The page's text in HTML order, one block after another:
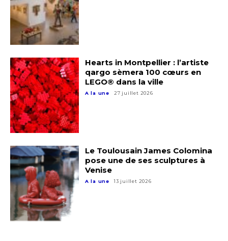
Prénom
Statut / Organisation
J'accepte lestermes et conditions
* Champ obligatoire
Adresse email*
Nom
Prénom
J'accepte lestermes et conditions
* Champ obligatoire
Hearts in Montpellier : l’artiste
qargo sèmera 100 cœurs en
LEGO® dans la ville
A la une 27 juillet 2026
Le Toulousain James Colomina
pose une de ses sculptures à
Venise
A la une 13 juillet 2026